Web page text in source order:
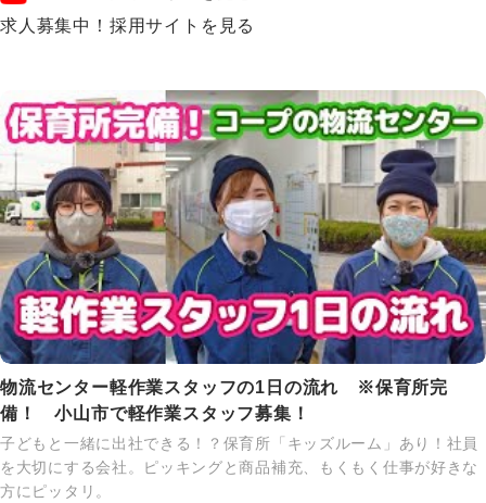
求人募集中！採用サイトを見る
物流センター軽作業スタッフの1日の流れ ※保育所完
備！ 小山市で軽作業スタッフ募集！
子どもと一緒に出社できる！？保育所「キッズルーム」あり！社員
を大切にする会社。ピッキングと商品補充、もくもく仕事が好きな
方にピッタリ。